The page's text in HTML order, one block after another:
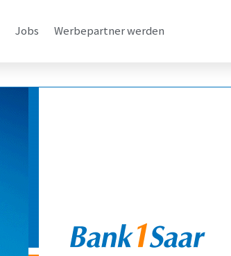
Jobs Werbepartner werden